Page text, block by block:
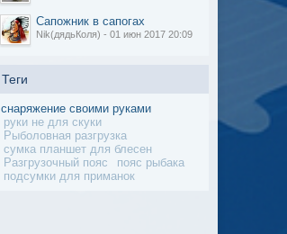
Сапожник в сапогах
Nik(дядьКоля) - 01 июн 2017 20:09
Теги
снаряжение своими руками
руки не для скуки
Рыболовная разгрузка
сумка планшет для блесен
Разгрузочный пояс
пояс рыбака
подсумки для приманок